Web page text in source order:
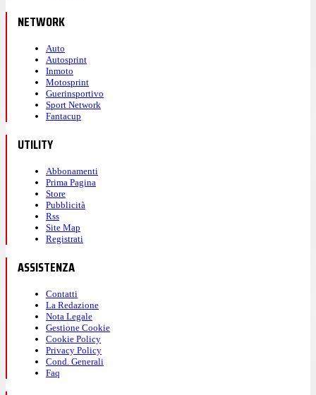
NETWORK
Auto
Autosprint
Inmoto
Motosprint
Guerinsportivo
Sport Network
Fantacup
UTILITY
Abbonamenti
Prima Pagina
Store
Pubblicità
Rss
Site Map
Registrati
ASSISTENZA
Contatti
La Redazione
Nota Legale
Gestione Cookie
Cookie Policy
Privacy Policy
Cond. Generali
Faq